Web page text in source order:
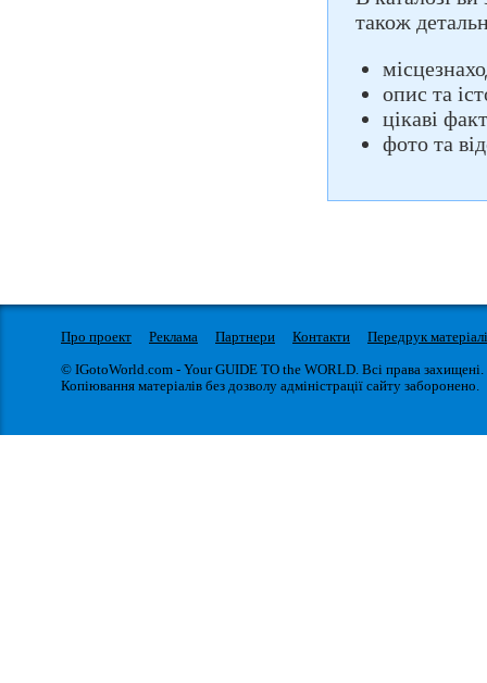
також
опис та
цікаві
фото та
Про проект Реклама Партнери Контакти
Передрук
© IGotoWorld.com - Your GUIDE TO the WORLD. Всі права захищені.
Копіювання матеріалів без дозволу адміністрації сайту заборонено.